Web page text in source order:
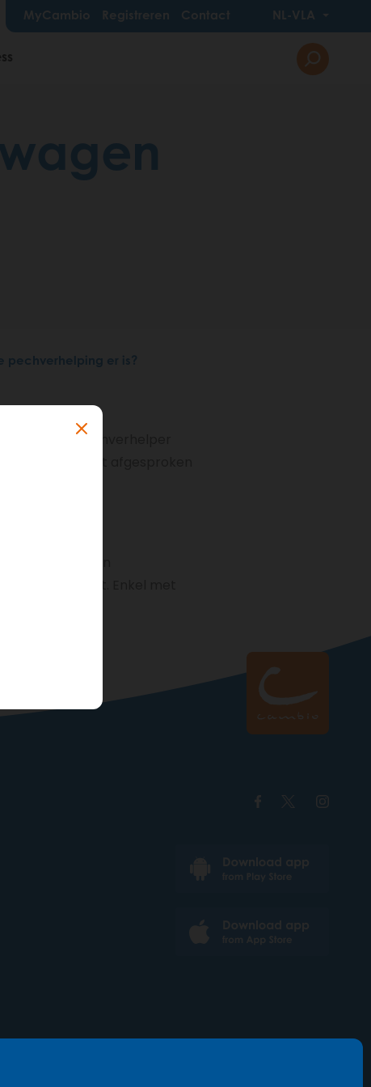
MyCambio Registreren Contact NL-VLA
pechverhelping er is?
is. De pechverhelper
wat er wordt afgesproken
kan je een
in panne staat. Enkel met